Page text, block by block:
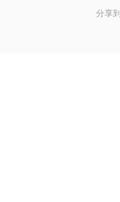
分享